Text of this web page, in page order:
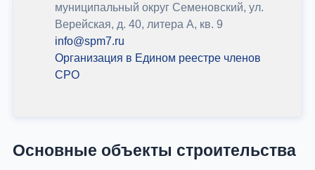
муниципальный округ Семеновский, ул.
Верейская, д. 40, литера А, кв. 9
info@spm7.ru
Организация в Едином реестре членов
СРО
Основные объекты строительства